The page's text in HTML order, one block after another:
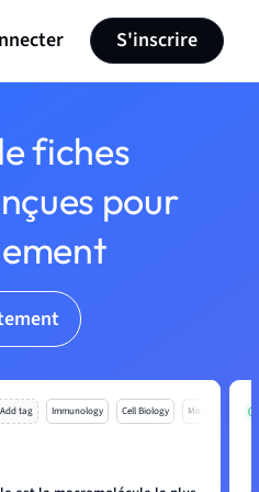
S'inscrire
fiches
pour
tag Immunology Cell Biology Mo